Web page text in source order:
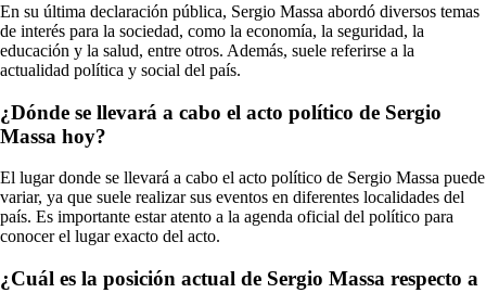
En su última declaración pública, Sergio Massa abordó diversos temas
de interés para la sociedad, como la economía, la seguridad, la
educación y la salud, entre otros. Además, suele referirse a la
actualidad política y social del país.
¿Dónde se llevará a cabo el acto político de Sergio
Massa hoy?
El lugar donde se llevará a cabo el acto político de Sergio Massa puede
variar, ya que suele realizar sus eventos en diferentes localidades del
país. Es importante estar atento a la agenda oficial del político para
conocer el lugar exacto del acto.
¿Cuál es la posición actual de Sergio Massa respecto a